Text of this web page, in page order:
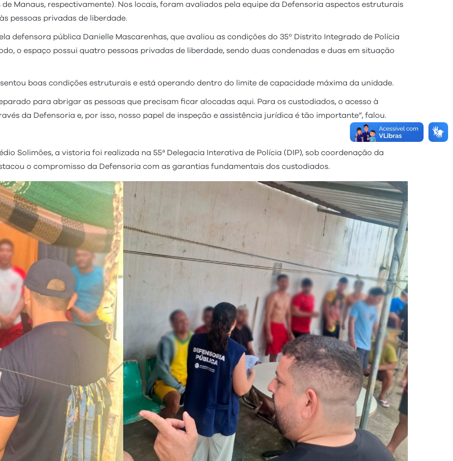
de Manaus, respectivamente). Nos locais, foram avaliados pela equipe da Defensoria aspectos estruturais
pessoas privadas de liberdade.
defensora pública Danielle Mascarenhas, que avaliou as condições do 35º Distrito Integrado de Polícia
o espaço possui quatro pessoas privadas de liberdade, sendo duas condenadas e duas em situação
boas condições estruturais e está operando dentro do limite de capacidade máxima da unidade.
para abrigar as pessoas que precisam ficar alocadas aqui. Para os custodiados, o acesso à
da Defensoria e, por isso, nosso papel de inspeção e assistência jurídica é tão importante”, falou.
Solimões, a vistoria foi realizada na 55ª Delegacia Interativa de Polícia (DIP), sob coordenação da
o compromisso da Defensoria com as garantias fundamentais dos custodiados.